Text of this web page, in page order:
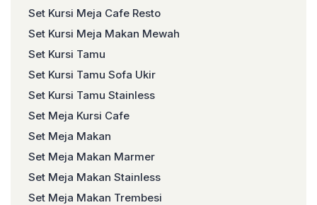
Set Kursi Meja Cafe Resto
Set Kursi Meja Makan Mewah
Set Kursi Tamu
Set Kursi Tamu Sofa Ukir
Set Kursi Tamu Stainless
Set Meja Kursi Cafe
Set Meja Makan
Set Meja Makan Marmer
Set Meja Makan Stainless
Set Meja Makan Trembesi